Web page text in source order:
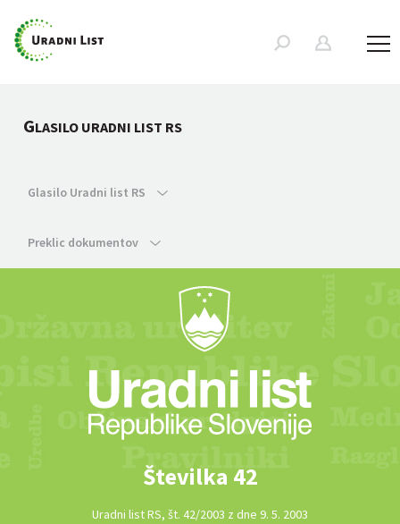
GLASILO URADNI LIST RS
Glasilo Uradni list RS
Preklic dokumentov
Številka 42
Uradni list RS, št. 42/2003 z dne 9. 5. 2003